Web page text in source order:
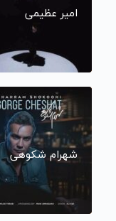
امیر عظیمی
شهرام شکوهی